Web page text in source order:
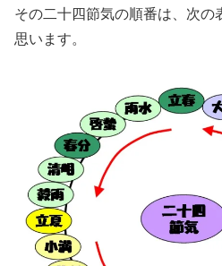
その二十四節気の順番は、次の
思います。